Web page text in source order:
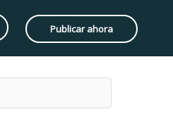
Publicar ahora